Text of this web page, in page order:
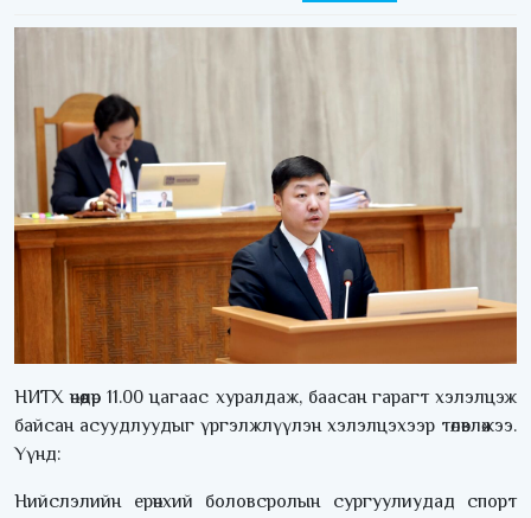
НИТХ өнөөдөр 11.00 цагаас хуралдаж, баасан гарагт хэлэлцэж
байсан асуудлуудыг үргэлжлүүлэн хэлэлцэхээр төлөвлөжээ.
Үүнд:
Нийслэлийн ерөнхий боловсролын сургуулиудад спорт